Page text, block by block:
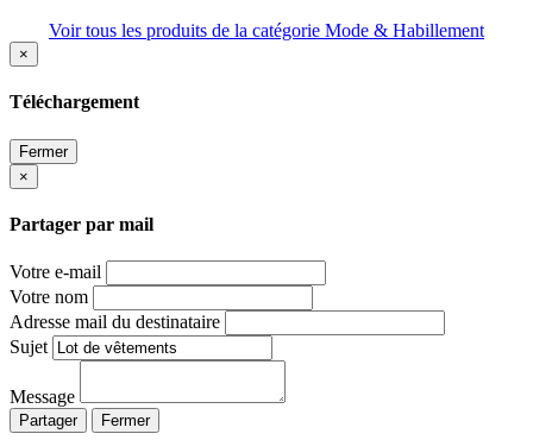
Voir tous les produits de la catégorie Mode & Habillement
×
Téléchargement
Fermer
×
Partager par mail
Votre e-mail
Votre nom
Adresse mail du destinataire
Sujet
Message
Partager Fermer